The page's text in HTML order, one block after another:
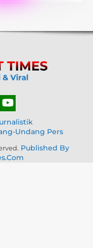
Undang Pers
Published By